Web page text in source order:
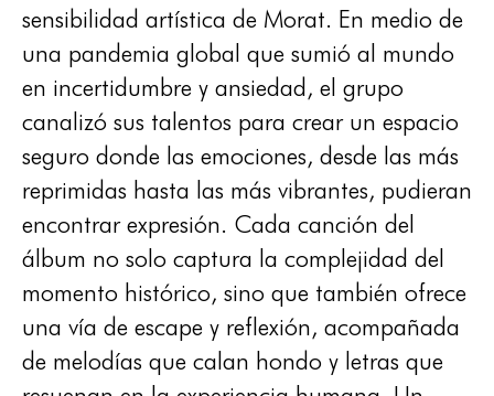
sensibilidad artística de Morat. En medio de
una pandemia global que sumió al mundo
en incertidumbre y ansiedad, el grupo
canalizó sus talentos para crear un espacio
seguro donde las emociones, desde las más
reprimidas hasta las más vibrantes, pudieran
encontrar expresión. Cada canción del
álbum no solo captura la complejidad del
momento histórico, sino que también ofrece
una vía de escape y reflexión, acompañada
de melodías que calan hondo y letras que